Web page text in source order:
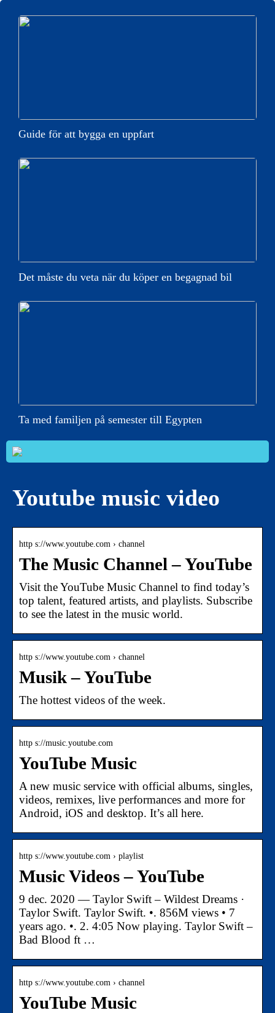
Guide för att bygga en uppfart
Det måste du veta när du köper en begagnad bil
Ta med familjen på semester till Egypten
Youtube music video
http s://www.youtube.com › channel
The Music Channel – YouTube
Visit the YouTube Music Channel to find today’s
top talent, featured artists, and playlists. Subscribe
to see the latest in the music world.
http s://www.youtube.com › channel
Musik – YouTube
The hottest videos of the week.
http s://music.youtube.com
YouTube Music
A new music service with official albums, singles,
videos, remixes, live performances and more for
Android, iOS and desktop. It’s all here.
http s://www.youtube.com › playlist
Music Videos – YouTube
9 dec. 2020 — Taylor Swift – Wildest Dreams ·
Taylor Swift. Taylor Swift. •. 856M views • 7
years ago. •. 2. 4:05 Now playing. Taylor Swift –
Bad Blood ft …
http s://www.youtube.com › channel
YouTube Music